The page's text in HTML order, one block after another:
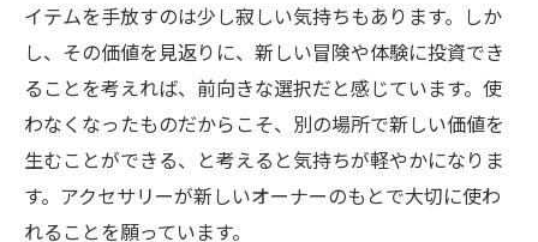
イテムを手放すのは少し寂しい気持ちもあります。しか
し、その価値を見返りに、新しい冒険や体験に投資でき
ることを考えれば、前向きな選択だと感じています。使
わなくなったものだからこそ、別の場所で新しい価値を
生むことができる、と考えると気持ちが軽やかになりま
す。アクセサリーが新しいオーナーのもとで大切に使わ
れることを願っています。